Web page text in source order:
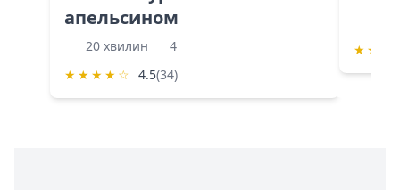
апельсином
20 хвилин
4
★ ★ ★ ★ ☆ 4.5(34)
★ ★